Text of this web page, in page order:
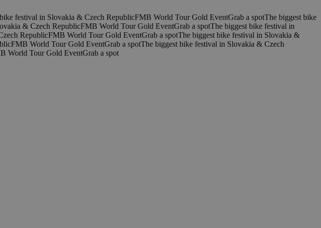
festival in Slovakia & Czech RepublicFMB World Tour Gold EventGrab a spotThe biggest bike
& Czech RepublicFMB World Tour Gold EventGrab a spotThe biggest bike festival in
RepublicFMB World Tour Gold EventGrab a spotThe biggest bike festival in Slovakia &
FMB World Tour Gold EventGrab a spotThe biggest bike festival in Slovakia & Czech
World Tour Gold EventGrab a spot